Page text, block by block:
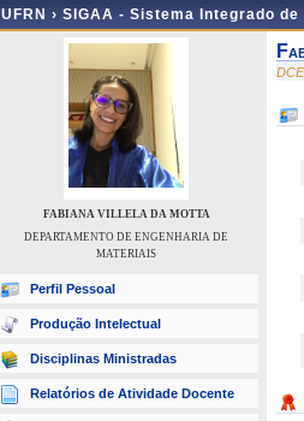
UFRN › SIGAA - Sistema Integrado
FABIANA VILLELA DA MOTTA
DEPARTAMENTO DE ENGENHARIA DE
MATERIAIS
Perfil Pessoal
Produção Intelectual
Disciplinas Ministradas
Relatórios de Atividade Docente